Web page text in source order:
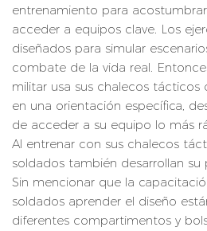
entrenamiento para
acceder a equipos clave. Los
diseñados para simular
combate de la vida real.
militar usa sus chalecos tácticos
en una orientación específica,
de acceder a su equipo lo más
Al entrenar con sus chalecos
soldados también desarrollan su
Sin mencionar que la
soldados aprender el diseño
diferentes compartimentos y